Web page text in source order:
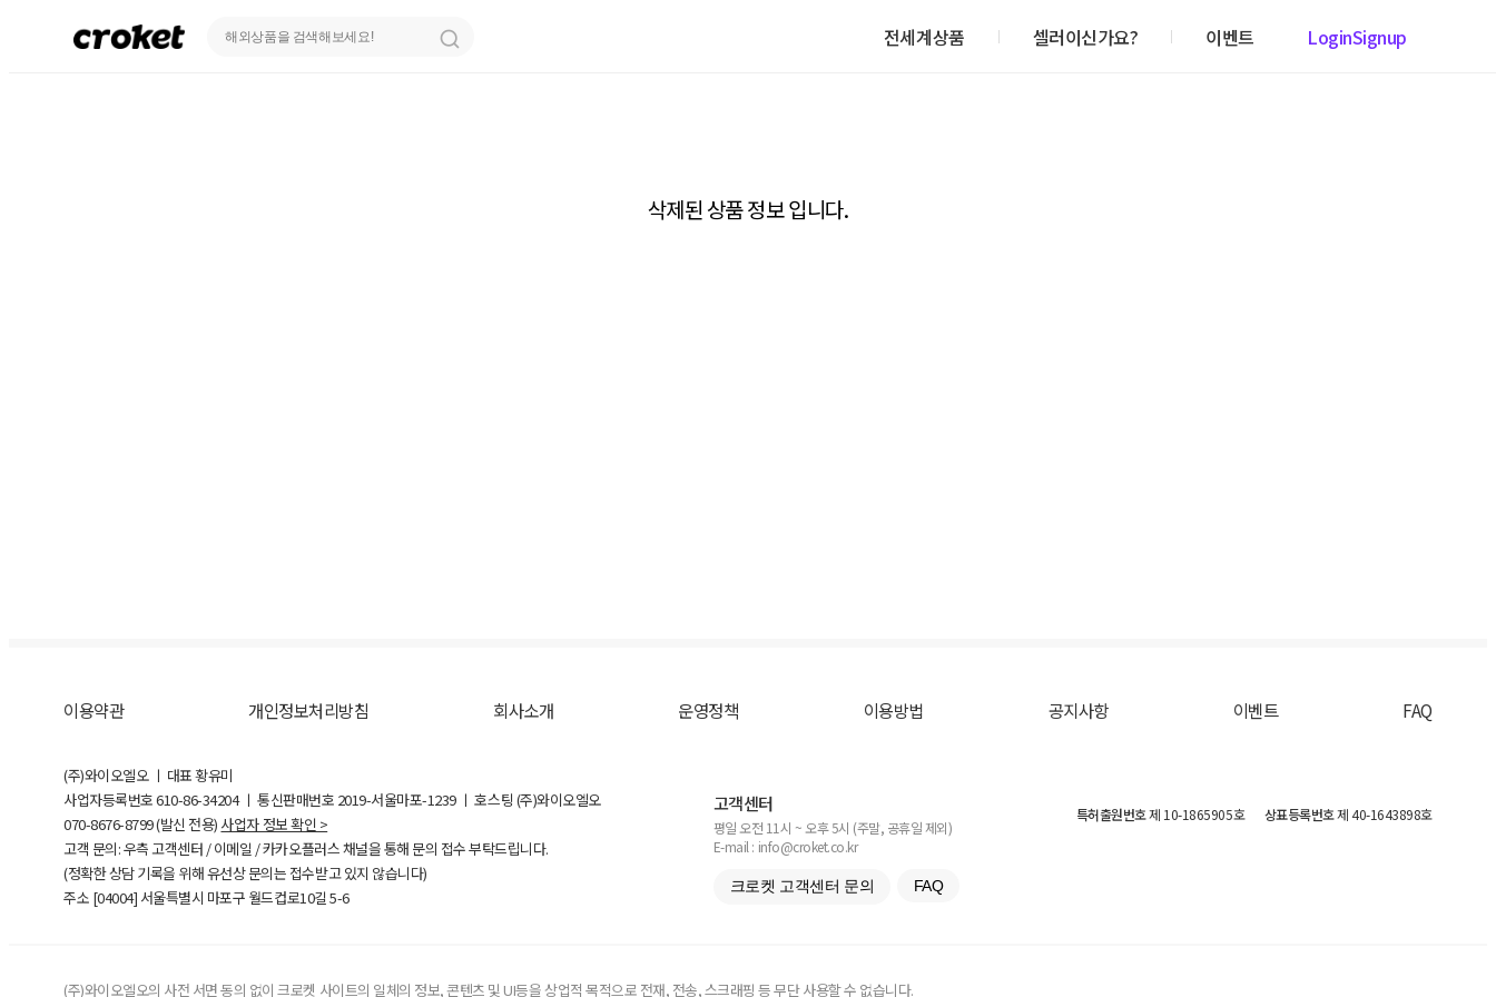
전세계상품 셀러이신가요? 이벤트 LoginSignup
삭제된 상품 정보 입니다.
이용약관 개인정보처리방침 회사소개 운영정책 이용방법 공지사항 이벤트 FAQ
(주)와이오엘오 ㅣ 대표 황유미
사업자등록번호610-86-34204ㅣ 통신판매번호 2019-서울마포-1239 ㅣ 호스팅 (주)와이오엘오
070-8676-8799 (발신 전용) 사업자 정보 확인 >
고객 문의: 우측 고객센터 / 이메일 / 카카오플러스 채널을 통해 문의 접수 부탁드립니다.
(정확한 상담 기록을 위해 유선상 문의는 접수받고 있지 않습니다)
주소 [04004] 서울특별시 마포구 월드컵로10길5-6
고객센터
평일 오전 11시 ~ 오후 5시 (주말, 공휴일 제외)
E-mail : info@croket.co.kr
크로켓 고객센터 문의 FAQ
특허출원번호제 10-1865905호 상표등록번호제 40-1643898호
(주)와이오엘오의 사전 서면 동의 없이 크로켓 사이트의 일체의 정보, 콘텐츠 및 UI등을 상업적 목적으로 전재, 전송, 스크래핑 등 무단 사용할 수 없습니다.